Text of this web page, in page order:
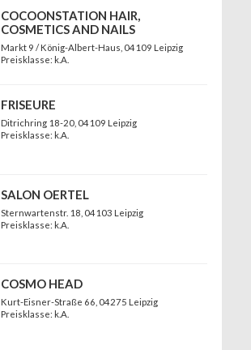
COCOONSTATION HAIR,
COSMETICS AND NAILS
Markt 9 / König-Albert-Haus , 04109 Leipzig
Preisklasse: k.A.
FRISEURE
Ditrichring 18-20, 04109 Leipzig
Preisklasse: k.A.
SALON OERTEL
Sternwartenstr. 18 , 04103 Leipzig
Preisklasse: k.A.
COSMO HEAD
Kurt-Eisner-Straße 66 , 04275 Leipzig
Preisklasse: k.A.